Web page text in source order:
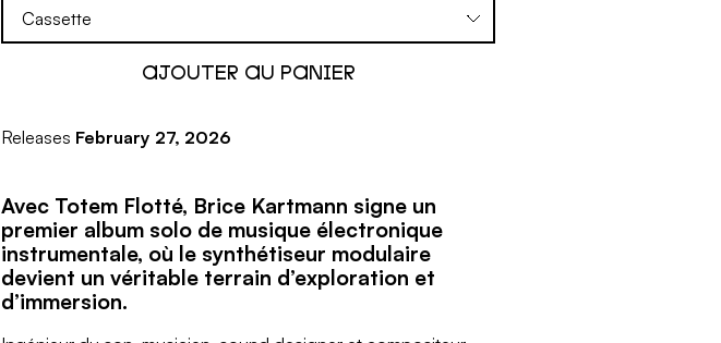
Releases February 27, 2026
Avec Totem Flotté, Brice Kartmann signe un
premier album solo de musique électronique
instrumentale, où le synthétiseur modulaire
devient un véritable terrain d’exploration et
d’immersion.